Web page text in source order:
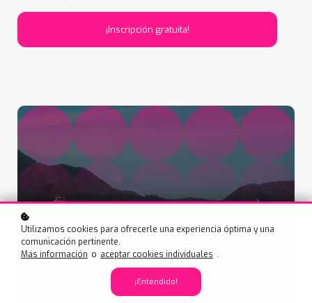
¡Inscripción gratuita!
Utilizamos cookies para ofrecerle una experiencia óptima y una
comunicación pertinente.
Más información o aceptar cookies individuales .
¡Entendido!